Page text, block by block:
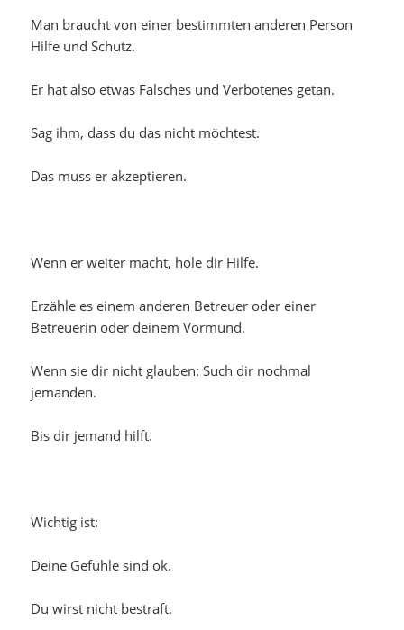
Man braucht von einer bestimmten anderen Person
Hilfe und Schutz.
Er hat also etwas Falsches und Verbotenes getan.
Sag ihm, dass du das nicht möchtest.
Das muss er akzeptieren.
Wenn er weiter macht, hole dir Hilfe.
Erzähle es einem anderen Betreuer oder einer
Betreuerin oder deinem Vormund.
Wenn sie dir nicht glauben: Such dir nochmal
jemanden.
Bis dir jemand hilft.
Wichtig ist:
Deine Gefühle sind ok.
Du wirst nicht bestraft.